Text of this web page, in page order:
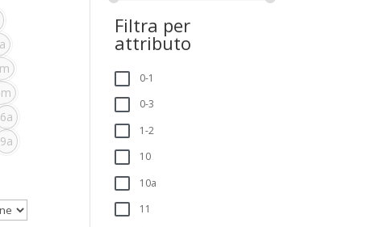
6a
9a
Filtra per
attributo
0-1
0-3
1-2
10
10a
11